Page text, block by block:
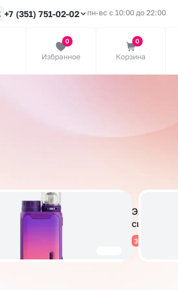
+7 (351) 751-02-02 пн-вс с 10:00 до 22:00
0
Избранное
0
Корзина
сигареты
332 товара